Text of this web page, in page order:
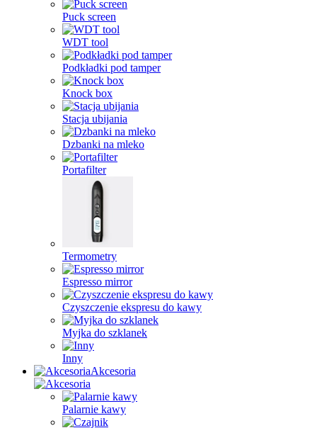
Puck screen
WDT tool
Podkładki pod tamper
Knock box
Stacja ubijania
Dzbanki na mleko
Portafilter
Termometry
Espresso mirror
Czyszczenie ekspresu do kawy
Myjka do szklanek
Inny
Akcesoria
Palarnie kawy